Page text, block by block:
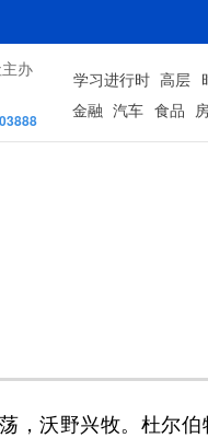
办
学习进行时 高层
金融 汽车 食品
沃野兴牧。杜尔伯